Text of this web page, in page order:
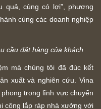
quả, cùng có lợi”, phương
cùng các doanh nghiệp
cầu đặt hàng của khách
mà chúng tôi đã đúc kết
xuất và nghiên cứu. Vina
trong lĩnh vực chuyển
công lắp ráp nhà xưởng với